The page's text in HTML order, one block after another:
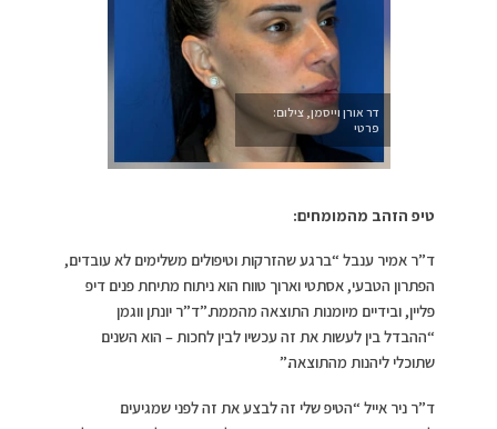
דר אורן וייסמן, צילום:
פרטי
טיפ הזהב מהמומחים:
ד”ר אמיר ענבל “ברגע שהזרקות וטיפולים משלימים לא עובדים,
הפתרון הטבעי, אסתטי וארוך טווח הוא ניתוח מתיחת פנים דיפ
פליין, ובידיים מיומנות התוצאה מהממת.”ד”ר יונתן ווגמן
“ההבדל בין לעשות את זה עכשיו לבין לחכות – הוא השנים
שתוכלי ליהנות מהתוצאה.”
ד”ר ניר אייל “הטיפ שלי זה לבצע את זה לפני שמגיעים